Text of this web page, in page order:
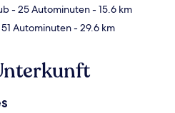
- 25 Autominuten- 15.6 km
Autominuten- 29.6 km